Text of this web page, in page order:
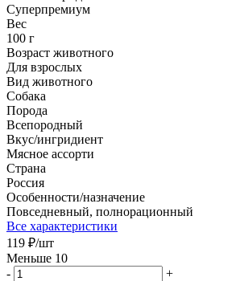
Суперпремиум
Вес
100 г
Возраст животного
Для взрослых
Вид животного
Собака
Порода
Всепородный
Вкус/ингридиент
Мясное ассорти
Страна
Россия
Особенности/назначение
Повседневный, полнорационный
Все характеристики
119 ₽/шт
Меньше 10
-
+